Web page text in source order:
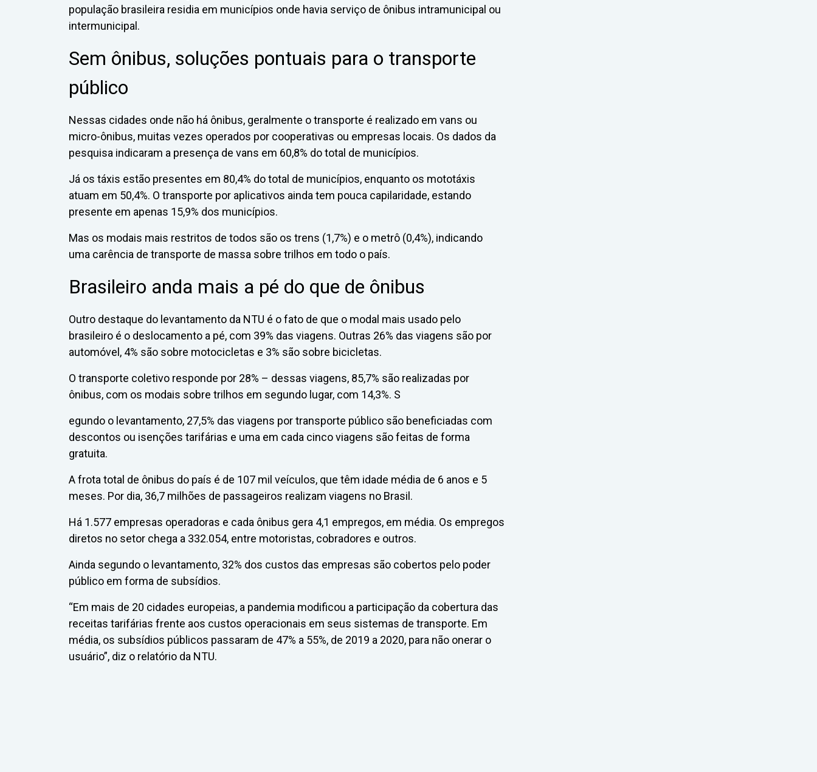
população brasileira residia em municípios onde havia serviço de ônibus intramunicipal ou
intermunicipal.
Sem ônibus, soluções pontuais para o transporte
público
Nessas cidades onde não há ônibus, geralmente o transporte é realizado em vans ou
micro-ônibus, muitas vezes operados por cooperativas ou empresas locais. Os dados da
pesquisa indicaram a presença de vans em 60,8% do total de municípios.
Já os táxis estão presentes em 80,4% do total de municípios, enquanto os mototáxis
atuam em 50,4%. O transporte por aplicativos ainda tem pouca capilaridade, estando
presente em apenas 15,9% dos municípios.
Mas os modais mais restritos de todos são os trens (1,7%) e o metrô (0,4%), indicando
uma carência de transporte de massa sobre trilhos em todo o país.
Brasileiro anda mais a pé do que de ônibus
Outro destaque do levantamento da NTU é o fato de que o modal mais usado pelo
brasileiro é o deslocamento a pé, com 39% das viagens. Outras 26% das viagens são por
automóvel, 4% são sobre motocicletas e 3% são sobre bicicletas.
O transporte coletivo responde por 28% – dessas viagens, 85,7% são realizadas por
ônibus, com os modais sobre trilhos em segundo lugar, com 14,3%. S
egundo o levantamento, 27,5% das viagens por transporte público são beneficiadas com
descontos ou isenções tarifárias e uma em cada cinco viagens são feitas de forma
gratuita.
A frota total de ônibus do país é de 107 mil veículos, que têm idade média de 6 anos e 5
meses. Por dia, 36,7 milhões de passageiros realizam viagens no Brasil.
Há 1.577 empresas operadoras e cada ônibus gera 4,1 empregos, em média. Os empregos
diretos no setor chega a 332.054, entre motoristas, cobradores e outros.
Ainda segundo o levantamento, 32% dos custos das empresas são cobertos pelo poder
público em forma de subsídios.
“Em mais de 20 cidades europeias, a pandemia modificou a participação da cobertura das
receitas tarifárias frente aos custos operacionais em seus sistemas de transporte. Em
média, os subsídios públicos passaram de 47% a 55%, de 2019 a 2020, para não onerar o
usuário”, diz o relatório da NTU.